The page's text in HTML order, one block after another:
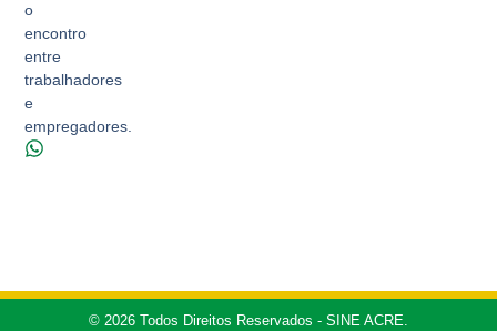
o
encontro
entre
trabalhadores
e
empregadores.
© 2026 Todos Direitos Reservados - SINE ACRE.